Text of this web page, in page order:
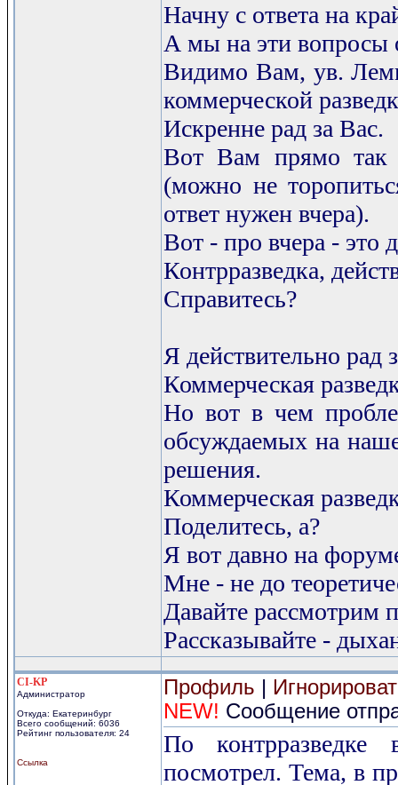
Начну с ответа на
А мы на эти вопросы
Видимо Вам, ув.
коммерческой
Искренне рад за Вас.
Вот Вам прямо так
(можно не
ответ нужен вчера).
Вот - про вчера - это
Контрразведка,
Справитесь?
Я действительно рад
Коммерческая
Но вот в чем
обсуждаемых на
решения.
Коммерческая
Поделитесь, а?
Я вот давно на
Мне - не до
Давайте рассмотрим
Рассказывайте -
CI-KP
Администратор
Откуда: Екатеринбург
Всего сообщений: 6036
Рейтинг пользователя: 24
Ссылка
Профиль |
NEW! Сообщение
По
посмотрел. Тема, в